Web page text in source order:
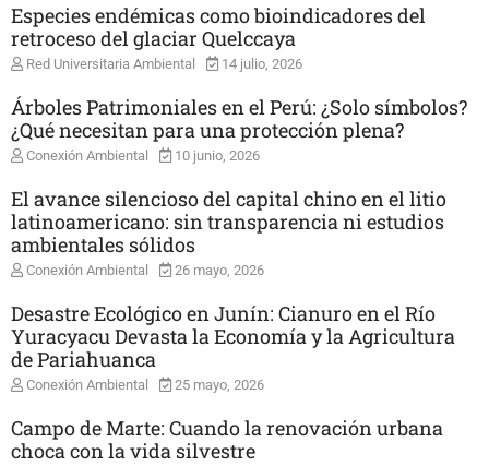
Especies endémicas como bioindicadores del
retroceso del glaciar Quelccaya
Red Universitaria Ambiental 14 julio, 2026
Árboles Patrimoniales en el Perú: ¿Solo símbolos?
¿Qué necesitan para una protección plena?
Conexión Ambiental 10 junio, 2026
El avance silencioso del capital chino en el litio
latinoamericano: sin transparencia ni estudios
ambientales sólidos
Conexión Ambiental 26 mayo, 2026
Desastre Ecológico en Junín: Cianuro en el Río
Yuracyacu Devasta la Economía y la Agricultura
de Pariahuanca
Conexión Ambiental 25 mayo, 2026
Campo de Marte: Cuando la renovación urbana
choca con la vida silvestre